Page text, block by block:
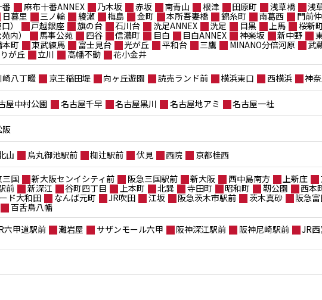
番 麻布十番ANNEX 乃木坂 赤坂 南青山 根津 田原町 浅草橋 浅
日暮里 三ノ輪 綾瀬 梅島 金町 本所吾妻橋 錦糸町 南葛西 門前
）
戸越銀座 旗の台 石川台 洗足ANNEX 洗足 目黒 上馬 桜新
内）
馬事公苑 四谷 信濃町 目白 目白ANNEX 神楽坂 新中野
町 東武練馬 富士見台 光が丘 平和台 三鷹 MINANO分倍河原 武
が丘
立川 高幡不動
花小金井
崎八丁畷 京王稲田堤 向ヶ丘遊園 読売ランド前 横浜東口 西横浜 神
屋中村公園 名古屋千早 名古屋黒川 名古屋地アミ 名古屋一社
阪
山 烏丸御池駅前 椥辻駅前 伏見 西院 京都桂西
三国 新大阪センイシティ前 阪急三国駅前 新大阪 西中島南方 上新庄
前 新深江 谷町四丁目 上本町 北巽 寺田町 昭和町 靭公園 西本
ド大和田 なんば元町 JR吹田 江坂 阪急茨木市駅前 茨木真砂 阪急
百舌鳥八幡
六甲道駅前 灘岩屋 サザンモール六甲 阪神深江駅前 阪神尼崎駅前 JR